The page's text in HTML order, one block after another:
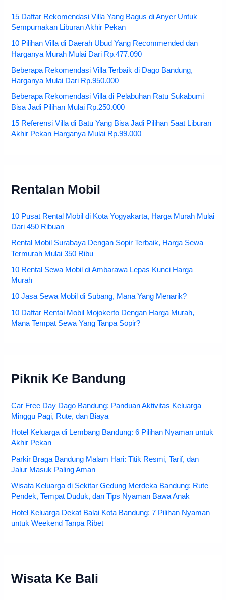
15 Daftar Rekomendasi Villa Yang Bagus di Anyer Untuk
Sempurnakan Liburan Akhir Pekan
10 Pilihan Villa di Daerah Ubud Yang Recommended dan
Harganya Murah Mulai Dari Rp.477.090
Beberapa Rekomendasi Villa Terbaik di Dago Bandung,
Harganya Mulai Dari Rp.950.000
Beberapa Rekomendasi Villa di Pelabuhan Ratu Sukabumi
Bisa Jadi Pilihan Mulai Rp.250.000
15 Referensi Villa di Batu Yang Bisa Jadi Pilihan Saat Liburan
Akhir Pekan Harganya Mulai Rp.99.000
Rentalan Mobil
10 Pusat Rental Mobil di Kota Yogyakarta, Harga Murah Mulai
Dari 450 Ribuan
Rental Mobil Surabaya Dengan Sopir Terbaik, Harga Sewa
Termurah Mulai 350 Ribu
10 Rental Sewa Mobil di Ambarawa Lepas Kunci Harga
Murah
10 Jasa Sewa Mobil di Subang, Mana Yang Menarik?
10 Daftar Rental Mobil Mojokerto Dengan Harga Murah,
Mana Tempat Sewa Yang Tanpa Sopir?
Piknik Ke Bandung
Car Free Day Dago Bandung: Panduan Aktivitas Keluarga
Minggu Pagi, Rute, dan Biaya
Hotel Keluarga di Lembang Bandung: 6 Pilihan Nyaman untuk
Akhir Pekan
Parkir Braga Bandung Malam Hari: Titik Resmi, Tarif, dan
Jalur Masuk Paling Aman
Wisata Keluarga di Sekitar Gedung Merdeka Bandung: Rute
Pendek, Tempat Duduk, dan Tips Nyaman Bawa Anak
Hotel Keluarga Dekat Balai Kota Bandung: 7 Pilihan Nyaman
untuk Weekend Tanpa Ribet
Wisata Ke Bali